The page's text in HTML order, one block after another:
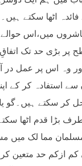
اٹھا سکتے
میں،اس
بڑی حد تک اتفاقِ
وہ اس پر عمل در
سے استفادہ کر کے
کر سکتے ہیں۔گو
بڑا قدم اٹھا سکتے
مما لک میں
کم ازکم حد متعین